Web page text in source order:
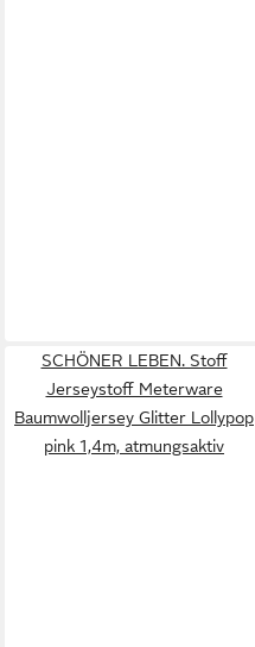
SCHÖNER LEBEN. Stoff
Jerseystoff Meterware
Baumwolljersey Glitter Lollypop
pink 1,4m, atmungsaktiv